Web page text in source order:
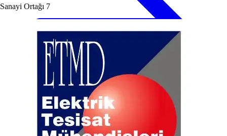
Sanayi Ortağı 7